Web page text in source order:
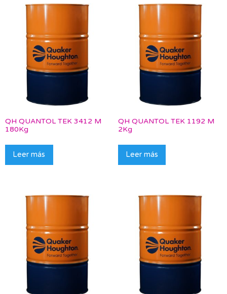
QH QUANTOL TEK 3412 M
180Kg
Leer más
QH QUANTOL TEK 1192 M
2Kg
Leer más